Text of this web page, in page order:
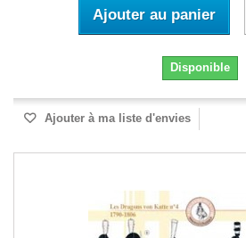
Ajouter au panier
Disponible
Ajouter à ma liste d'envies